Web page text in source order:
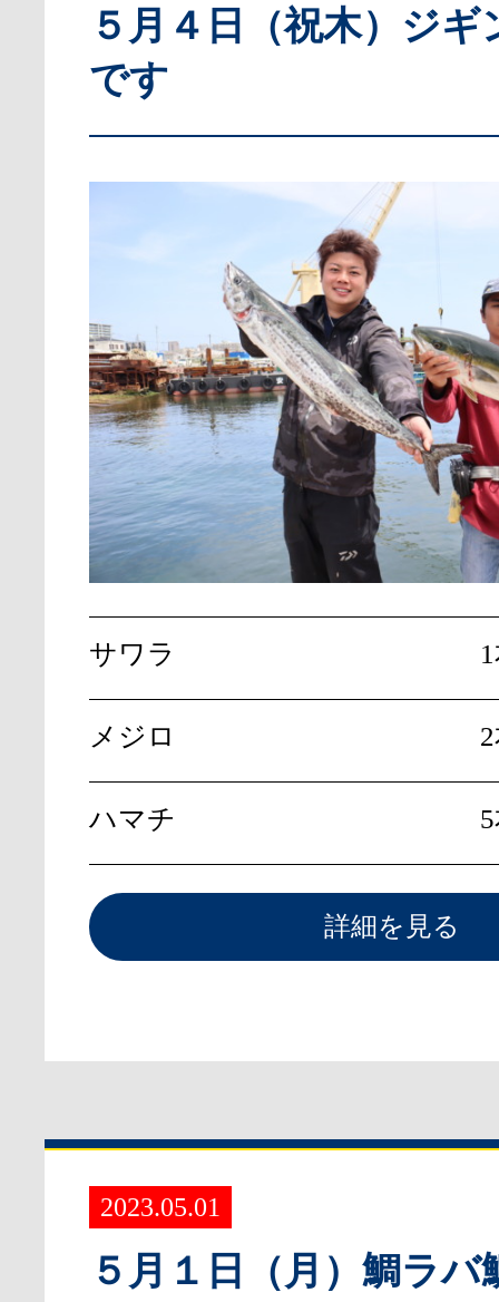
５月４日（祝木）ジギ
です
サワラ
メジロ
ハマチ
詳細を見る
2023.05.01
５月１日（月）鯛ラバ